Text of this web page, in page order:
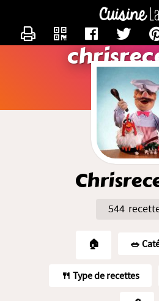
544
🏠 🥗️
🍴 Type de recettes
CONTACTER